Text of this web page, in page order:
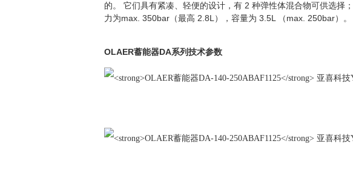
的。 它们具有紧凑、轻便的设计，有 2 种弹性体混合物可供选择
力为max. 350bar （最高 2.8L ），容量为 3.5L （ max. 250bar）。
OLAER蓄能器DA系列技术参数